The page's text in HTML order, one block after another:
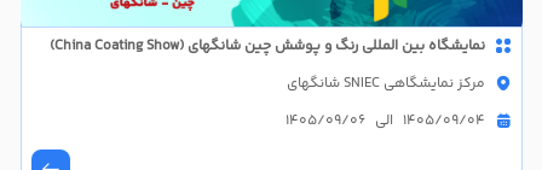
نمایشگاه بین المللی رنگ و پوشش چین شانگهای (China Coating Show)
مرکز نمایشگاهی SNIEC شانگهای
1405/09/04 الی 1405/09/06